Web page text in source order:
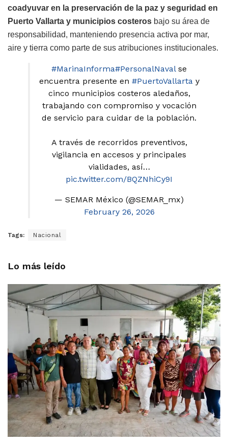
coadyuvar en la preservación de la paz y seguridad en
Puerto Vallarta y municipios costeros bajo su área de
responsabilidad, manteniendo presencia activa por mar,
aire y tierra como parte de sus atribuciones institucionales.
#MarinaInforma#PersonalNavalse
encuentra presente en #PuertoVallartay
cinco municipios costeros aledaños,
trabajando con compromiso y vocación
de servicio para cuidar de la población.
A través de recorridos preventivos,
vigilancia en accesos y principales
vialidades, así…
pic.twitter.com/BQZNhiCy9I
— SEMAR México (@SEMAR_mx)
February 26, 2026
Tags: Nacional
Lo más leído